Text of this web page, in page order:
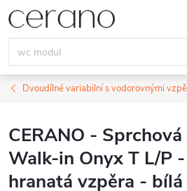
Přejít
na
obsah
Dvoudílné variabilní s vodorovnými
CERANO -
Walk-in Onyx T L/P
hranatá vzpěra -